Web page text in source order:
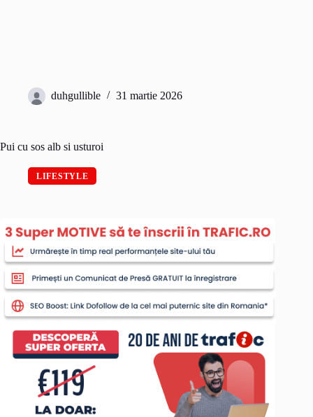
duhgullible 31 martie 2026
Pui cu sos alb si usturoi
LIFESTYLE